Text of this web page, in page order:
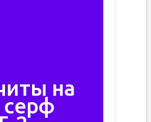
на
серф